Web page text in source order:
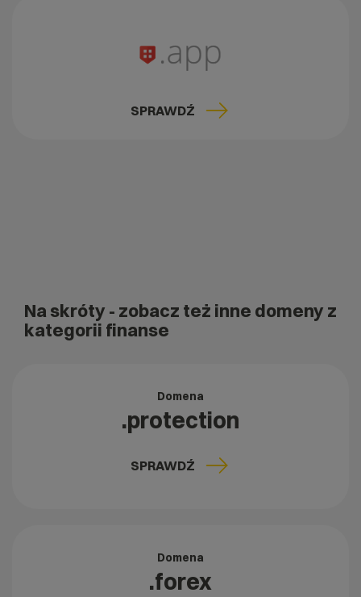
SPRAWDŹ
Na skróty - zobacz też inne domeny z
kategorii finanse
Domena
.protection
SPRAWDŹ
Domena
.forex